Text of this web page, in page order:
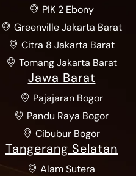
PIK 2 Ebony
Greenville Jakarta Barat
Citra 8 Jakarta Barat
Tomang Jakarta Barat
Jawa Barat
Pajajaran Bogor
Pandu Raya Bogor
Cibubur Bogor
Tangerang Selatan
Alam Sutera